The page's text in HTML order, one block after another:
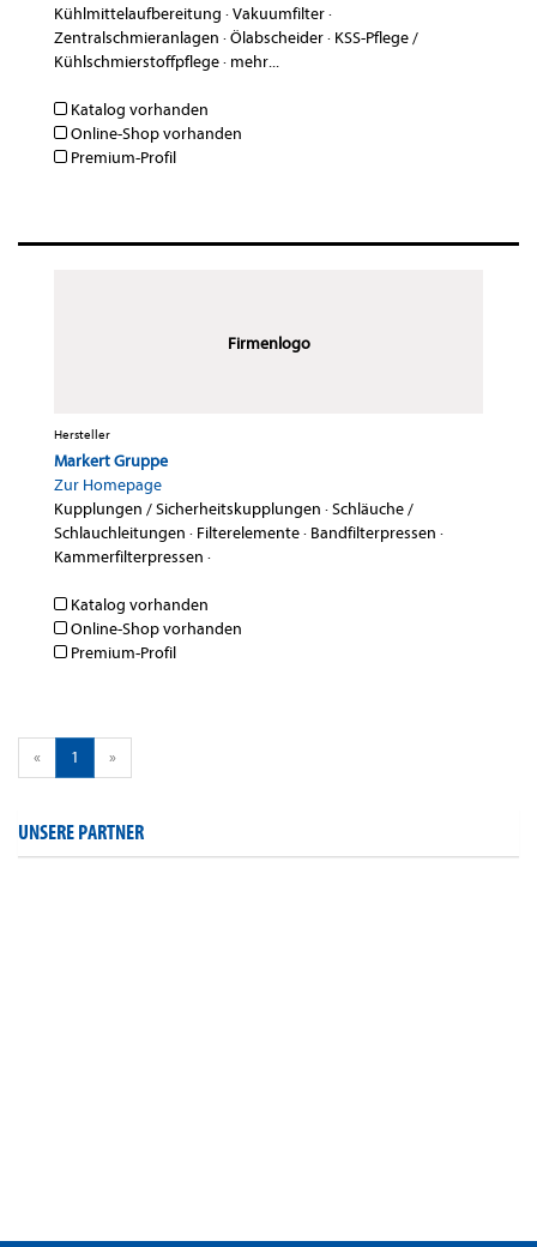
Kühlmittelaufbereitung ·Vakuumfilter·
Zentralschmieranlagen ·Ölabscheider· KSS-Pflege /
Kühlschmierstoffpflege· mehr...
Katalog vorhanden
Online-Shop vorhanden
Premium-Profil
Firmenlogo
Hersteller
Markert Gruppe
Zur Homepage
Kupplungen / Sicherheitskupplungen ·Schläuche /
Schlauchleitungen · Filterelemente· Bandfilterpressen ·
Kammerfilterpressen ·
Katalog vorhanden
Online-Shop vorhanden
Premium-Profil
« 1 »
UNSERE PARTNER